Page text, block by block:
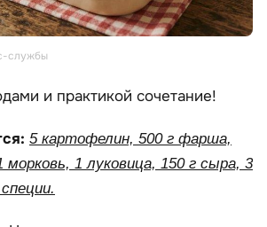
службы
и практикой сочетание!
5 картофелин, 500 г фарша,
1 луковица, 150 г сыра, 3